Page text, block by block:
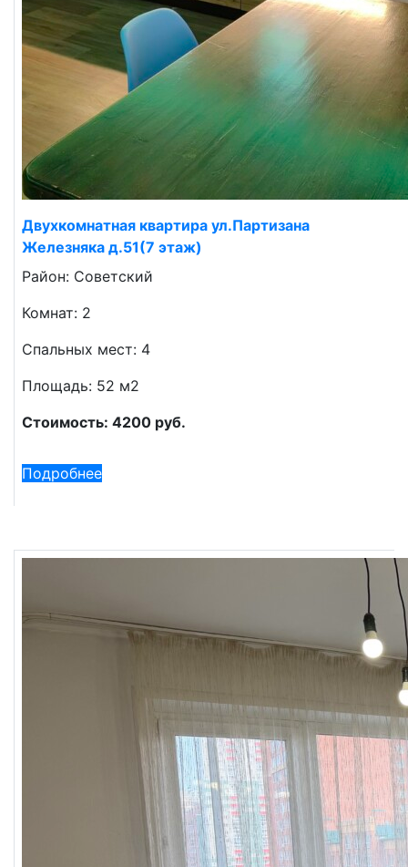
Двухкомнатная квартира ул.Партизана
Железняка д.51(7 этаж)
Район: Советский
Комнат: 2
Спальных мест: 4
Площадь: 52 м2
Стоимость: 4200 руб.
Подробнее